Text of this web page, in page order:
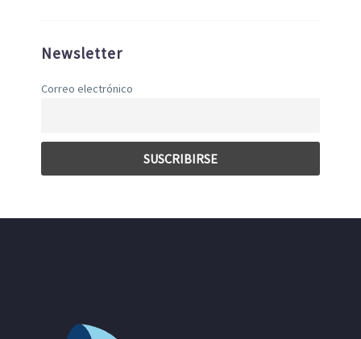
Newsletter
Correo electrónico